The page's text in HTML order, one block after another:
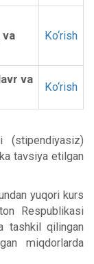
va
Ko‘rish
va
Ko‘rish
(stipendiyasiz)
tavsiya etilgan
yuqori kurs
Respublikasi
tashkil qilingan
miqdorlarda